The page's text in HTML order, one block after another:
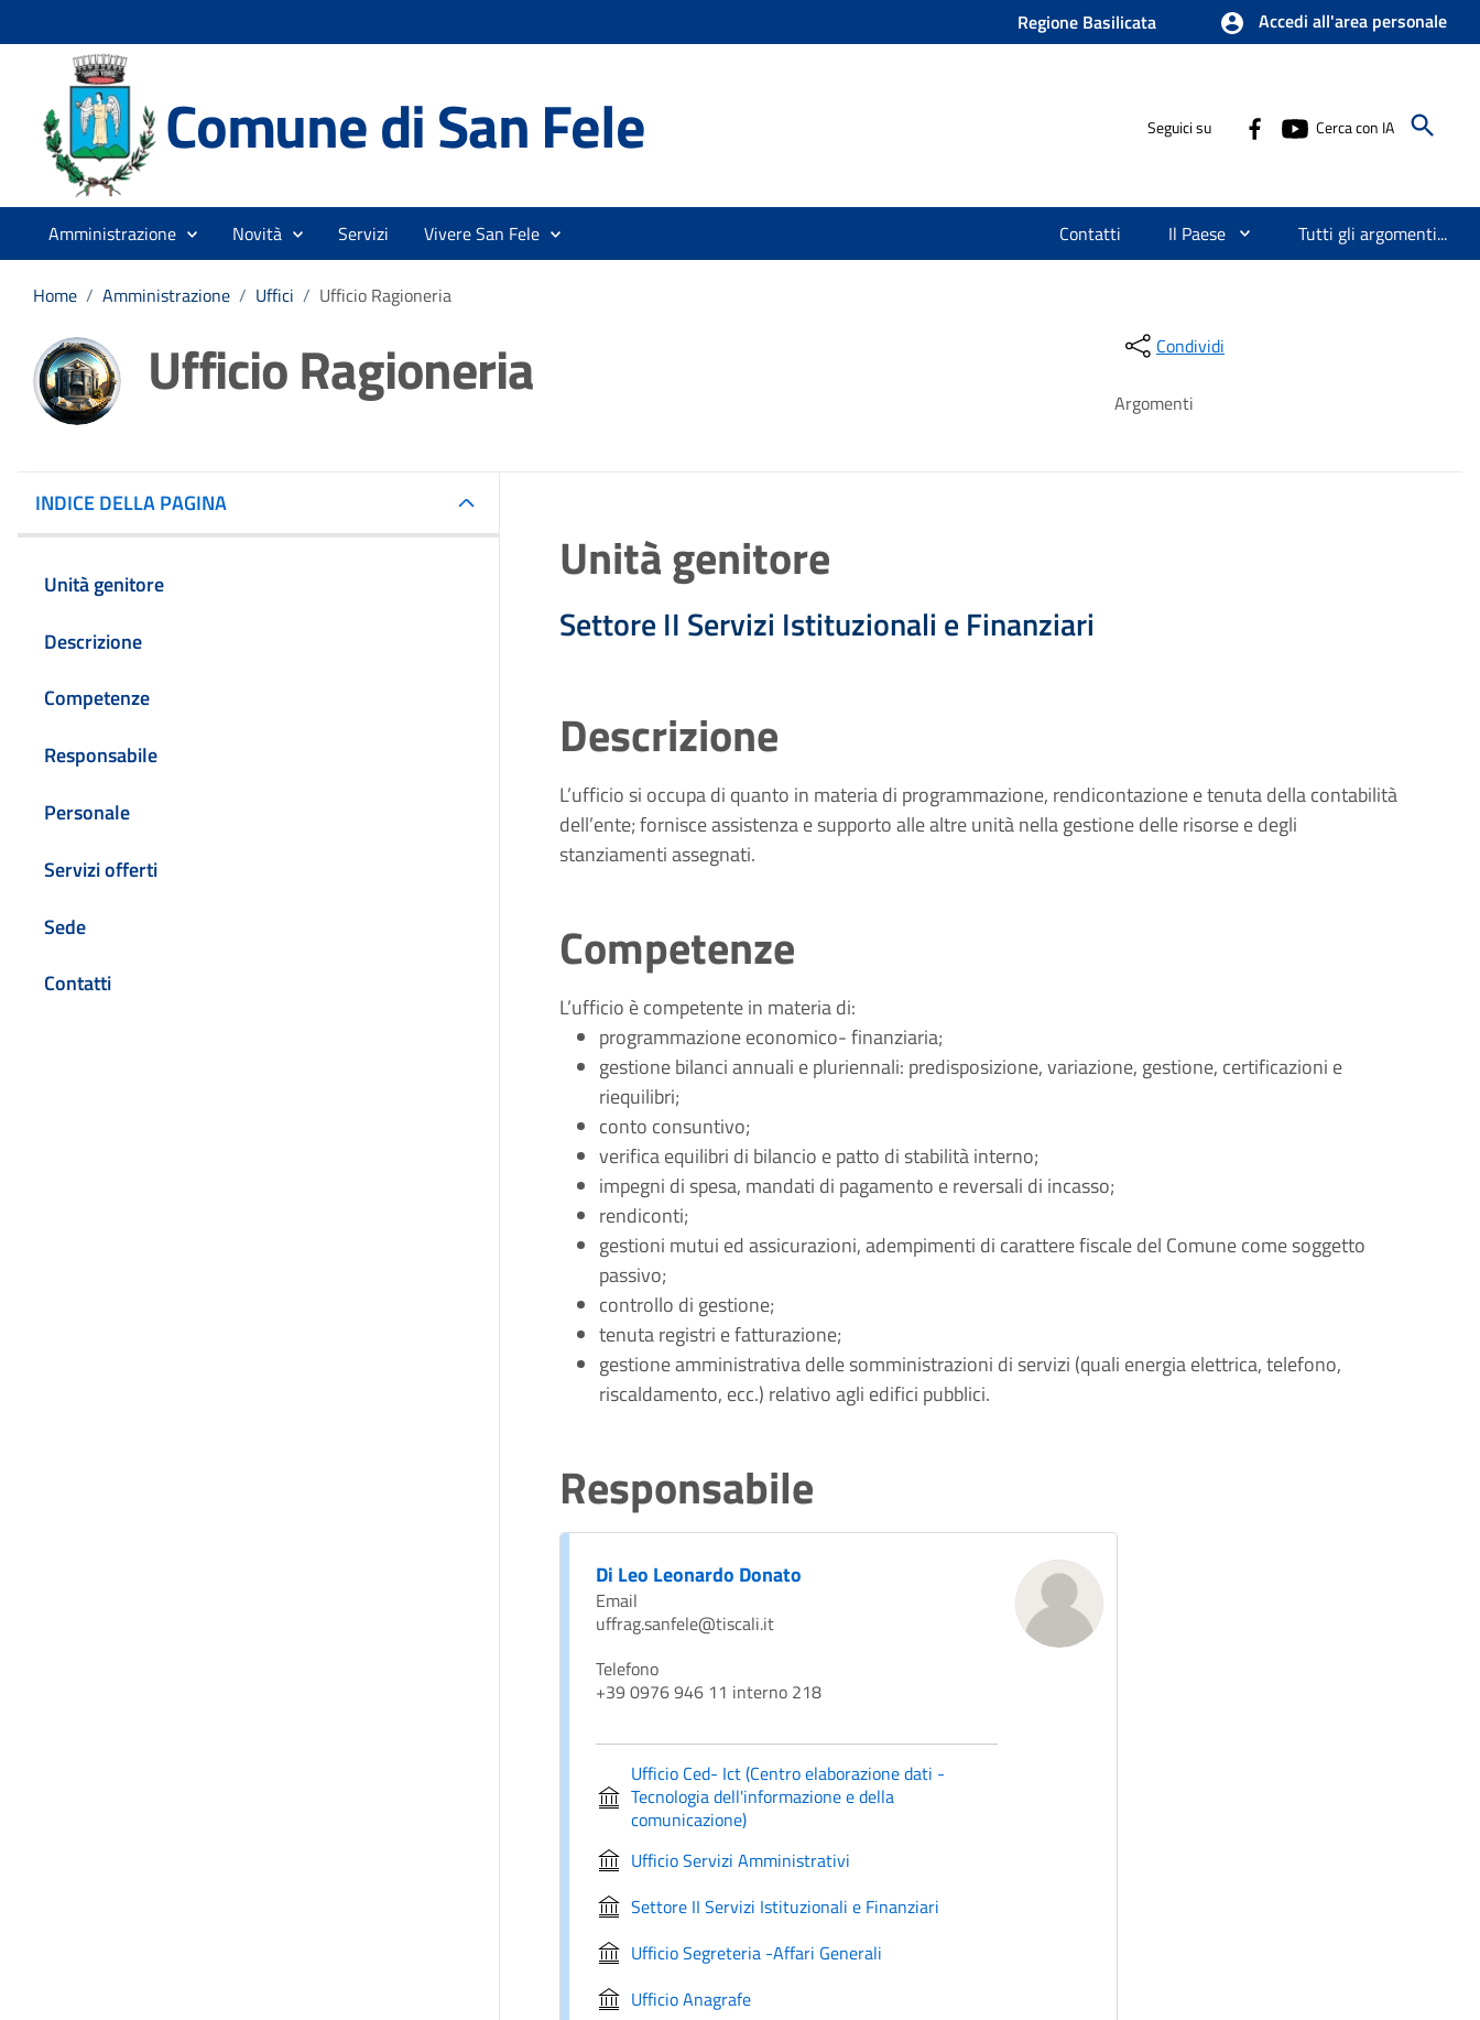
Regione Basilicata Accedi all'area personale
Comune di San Fele Seguici su Cerca con IA
Amministrazione Novità Servizi Vivere San Fele Contatti Il Paese Tutti gli argomenti...
Home / Amministrazione / Uffici / Ufficio Ragioneria
Ufficio Ragioneria Condividi
Argomenti
INDICE DELLA PAGINA
Unità genitore
Descrizione
Competenze
Responsabile
Personale
Servizi offerti
Sede
Contatti
Unità genitore
Settore II Servizi Istituzionali e Finanziari
Descrizione
L’ufficio si occupa di quanto in materia di programmazione, rendicontazione e tenuta della contabilità
dell’ente; fornisce assistenza e supporto alle altre unità nella gestione delle risorse e degli
stanziamenti assegnati.
Competenze
L’ufficio è competente in materia di:
programmazione economico- finanziaria;
gestione bilanci annuali e pluriennali: predisposizione, variazione, gestione, certificazioni e
riequilibri;
conto consuntivo;
verifica equilibri di bilancio e patto di stabilità interno;
impegni di spesa, mandati di pagamento e reversali di incasso;
rendiconti;
gestioni mutui ed assicurazioni, adempimenti di carattere fiscale del Comune come soggetto
passivo;
controllo di gestione;
tenuta registri e fatturazione;
gestione amministrativa delle somministrazioni di servizi (quali energia elettrica, telefono,
riscaldamento, ecc.) relativo agli edifici pubblici.
Responsabile
Di Leo Leonardo Donato
Email
uffrag.sanfele@tiscali.it
Telefono
+39 0976 946 11 interno 218
Ufficio Ced- Ict (Centro elaborazione dati -
Tecnologia dell'informazione e della
comunicazione)
Ufficio Servizi Amministrativi
Settore II Servizi Istituzionali e Finanziari
Ufficio Segreteria -Affari Generali
Ufficio Anagrafe